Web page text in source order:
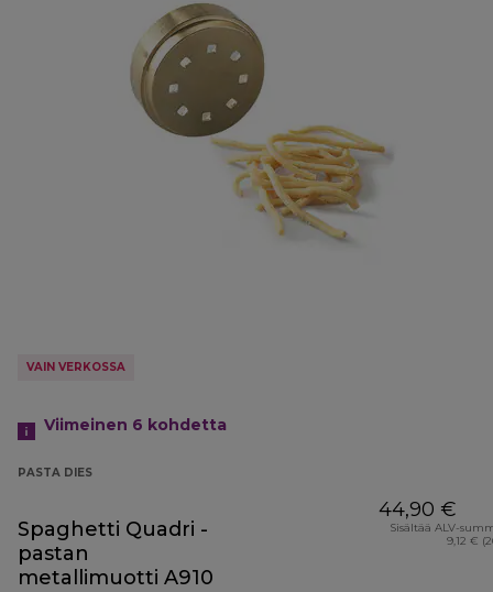
VAIN VERKOSSA
Viimeinen 6 kohdetta
PASTA DIES
Spaghetti Quadri -
pastan
metallimuotti A910
44,90 €
Sisältää ALV-
9,12 €